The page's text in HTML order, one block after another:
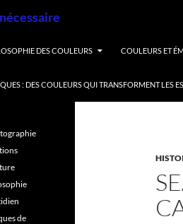
DES COULEURS COULEURS ET
: DES COULEURS QUI TRANSFORMENT LES
de